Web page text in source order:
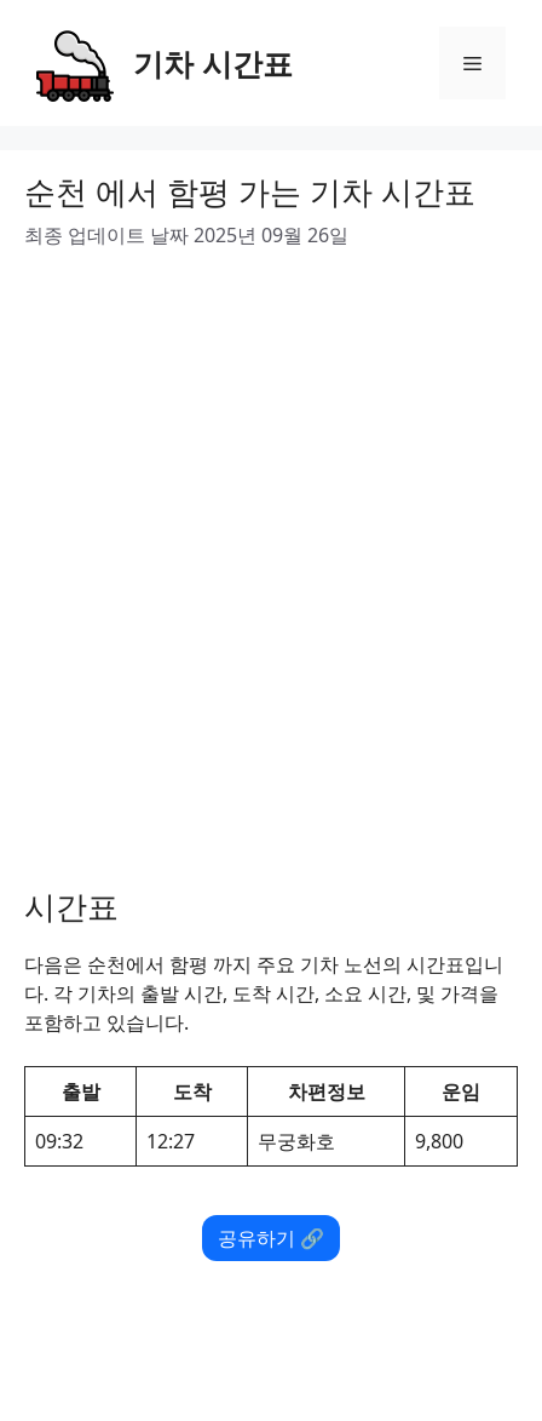
content
기차 시간표 Menu
순천 에서 함평 가는 기차 시간표
최종 업데이트 날짜 2025년 09월 26일
시간표
다음은 순천에서 함평 까지 주요 기차 노선의 시간표입니
다. 각 기차의 출발 시간, 도착 시간, 소요 시간, 및 가격을
포함하고 있습니다.
출발 도착 차편정보
운임
09:32
12:27 무궁화호 9,800
공유하기 🔗